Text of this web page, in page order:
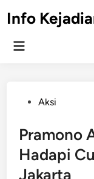
toInfo
Main
PostedAksi
Pramono
Hadapi
Jakarta